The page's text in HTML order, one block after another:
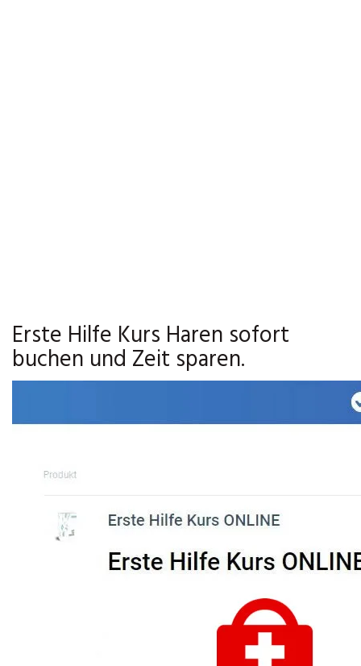
Erste Hilfe Kurs Haren sofort
buchen und Zeit sparen.